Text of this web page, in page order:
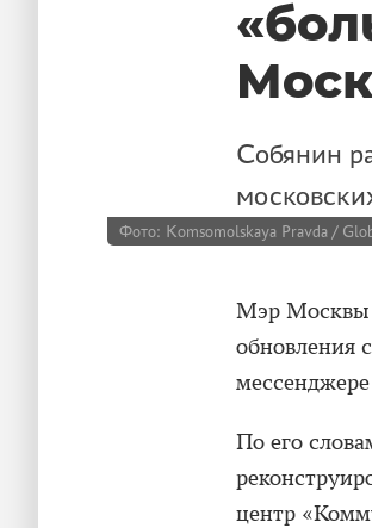
Собянин
Фото: Komsomolskaya Pravda /
Мэр Москвы
обновления
По его
центр